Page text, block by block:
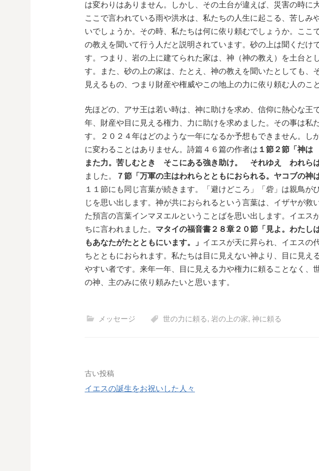
は変わりはありません。しかし、その土台が違えば、災害の時に
ここで言われている雨や洪水は、私たちの人生に起こる、苦しみ
いでしょうか。その時、私たちは何に依り頼むでしょうか。ここ
の教えを聞いて行う人だと説明されています。砂の上は聞くだけ
す。つまり、岩の上に建てられた家は、神（神の教え）を土台と
す。また、砂の上の家は、たとえ、神の教えを聞いたとしても、
見えるもの、つまり財産や権威やこの地上の力に依り頼む人のこ
先ほどの、アサ王は若い時は、神に助けを求め、信仰に熱心な王
年、財産や目に見える権力、力に助けを求めました。その事は私
す。２０２４年はどのような一年になるか予想もできません。し
に変わることはありません。詩篇４６篇の作者は １節２節「神
また力。苦しむとき そこにある強き助け。 それゆえ われらは
ました。
７節「万軍の主はわれらとともにおられる。ヤコブの神
１１節にも同じ言葉が続きます。「避けどころ」「砦」は親鳥が
じを思い出します。神が共におられるという言葉は、イザヤが救
た預言の言葉インマヌエルということばを思い出します。イエス
ちに言われました。 マタイの福音書２８章２０節「見よ。わたし
もあなたがたとともにいます。」 イエスが天に昇られ、イエスの
ちとともにおられます。私たちは目に見えない神より、目に見え
やすい者です。来年一年、目に見える力や権力に頼ることなく、
の神、主のみに依り頼みたいと思います。
メッセージ 世の力に頼る, 岩の上の家, 神に頼る
投
稿
古い投稿
イエスの誕生をお祝いした人々